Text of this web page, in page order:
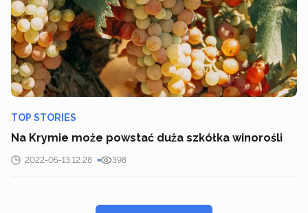
TOP STORIES
Na Krymie może powstać duża szkółka winorośli
2022-05-13 12:28 398